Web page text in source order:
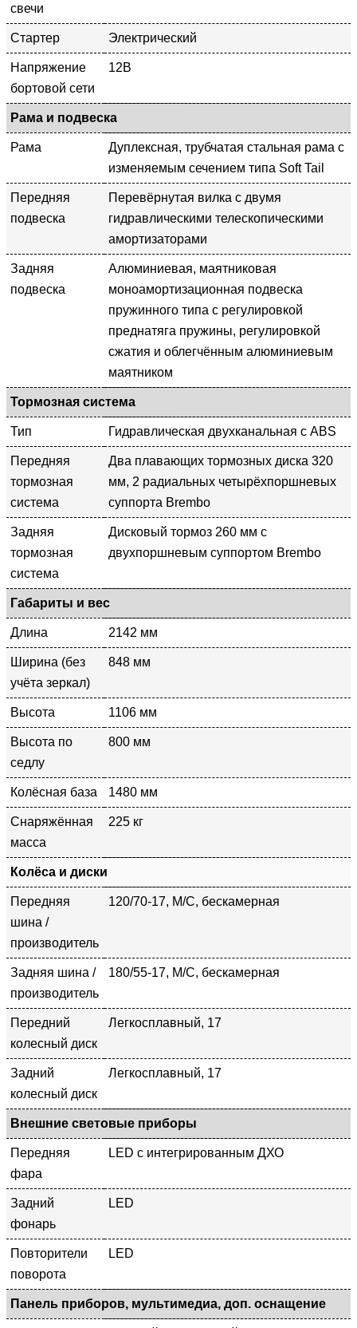
свечи
Стартер Электрический
Напряжение
бортовой сети
12В
Рама и подвеска
Рама
Дуплексная, трубчатая стальная рама с
изменяемым сечением типа Soft Tail
Передняя
подвеска
Перевёрнутая вилка с двумя
гидравлическими телескопическими
амортизаторами
Задняя
подвеска
Алюминиевая, маятниковая
моноамортизационная подвеска
пружинного типа с регулировкой
преднатяга пружины, регулировкой
сжатия и облегчённым алюминиевым
маятником
Тормозная система
Тип Гидравлическая двухканальная с ABS
Передняя
тормозная
система
Два плавающих тормозных диска 320
мм, 2 радиальных четырёхпоршневых
суппорта Brembo
Задняя
тормозная
система
Дисковый тормоз 260 мм с
двухпоршневым суппортом Brembo
Габариты и вес
Длина 2142 мм
Ширина (без
учёта зеркал)
848 мм
Высота 1106 мм
Высота по
седлу
800 мм
Колёсная база 1480 мм
Снаряжённая
масса
225 кг
Колёса и диски
Передняя
шина /
производитель
120/70-17, M/C, бескамерная
Задняя шина /
производитель
180/55-17, M/C, бескамерная
Передний
колесный диск
Легкосплавный, 17
Задний
колесный диск
Легкосплавный, 17
Внешние световые приборы
Передняя
фара
LED с интегрированным ДХО
Задний
фонарь
LED
Повторители
поворота
LED
Панель приборов, мультимедиа, доп. оснащение